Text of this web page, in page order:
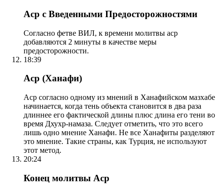
Аср с Введенными Предосторожностями
Согласно фетве ВИЛ, к времени молитвы аср
добавляются 2 минуты в качестве меры
предосторожности.
18:39
Аср (Ханафи)
Аср согласно одному из мнений в Ханафийском мазхабе
начинается, когда тень объекта становится в два раза
длиннее его фактической длины плюс длина его тени во
время Дхухр-намаза. Следует отметить, что это всего
лишь одно мнение Ханафи. Не все Ханафиты разделяют
это мнение. Такие страны, как Турция, не используют
этот метод.
20:24
Конец молитвы Аср